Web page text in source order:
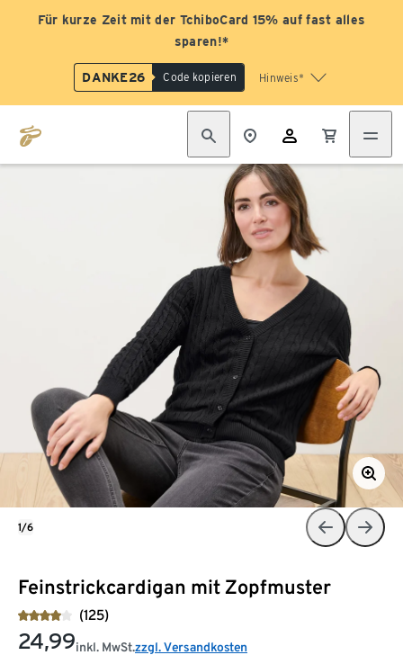
Für kurze Zeit mit der TchiboCard 15% auf fast alles
sparen!*
DANKE26 Code kopieren Hinweis*
Feinstrickcardigan mit Zopfmuster
(125)
24,99inkl. MwSt.zzgl. Versandkosten
1/6